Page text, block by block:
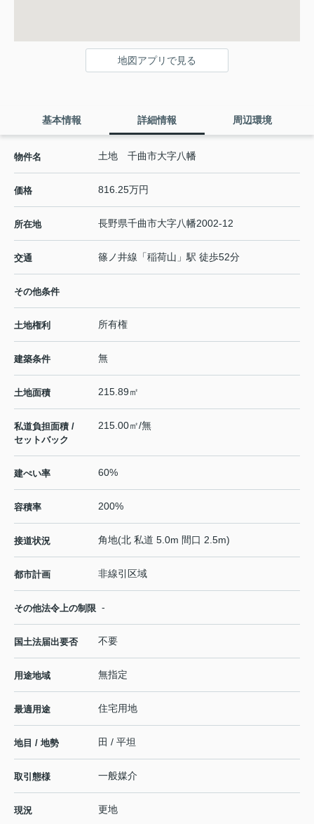
地図アプリで見る
基本情報 詳細情報 周辺環境
物件名 土地 千曲市大字八幡
価格 816.25万円
所在地 長野県千曲市大字八幡2002-12
交通 篠ノ井線 「稲荷山 」駅 徒歩52分
その他条件
土地権利 所有権
建築条件 無
土地面積 215.89㎡
私道負担面積 /
セットバック
215.00㎡/無
建ぺい率 60%
容積率 200%
接道状況 角地(北 私道 5.0m 間口 2.5m)
都市計画 非線引区域
その他法令上の制限 -
国土法届出要否 不要
用途地域 無指定
最適用途 住宅用地
地目 / 地勢 田 / 平坦
取引態様 一般媒介
現況 更地